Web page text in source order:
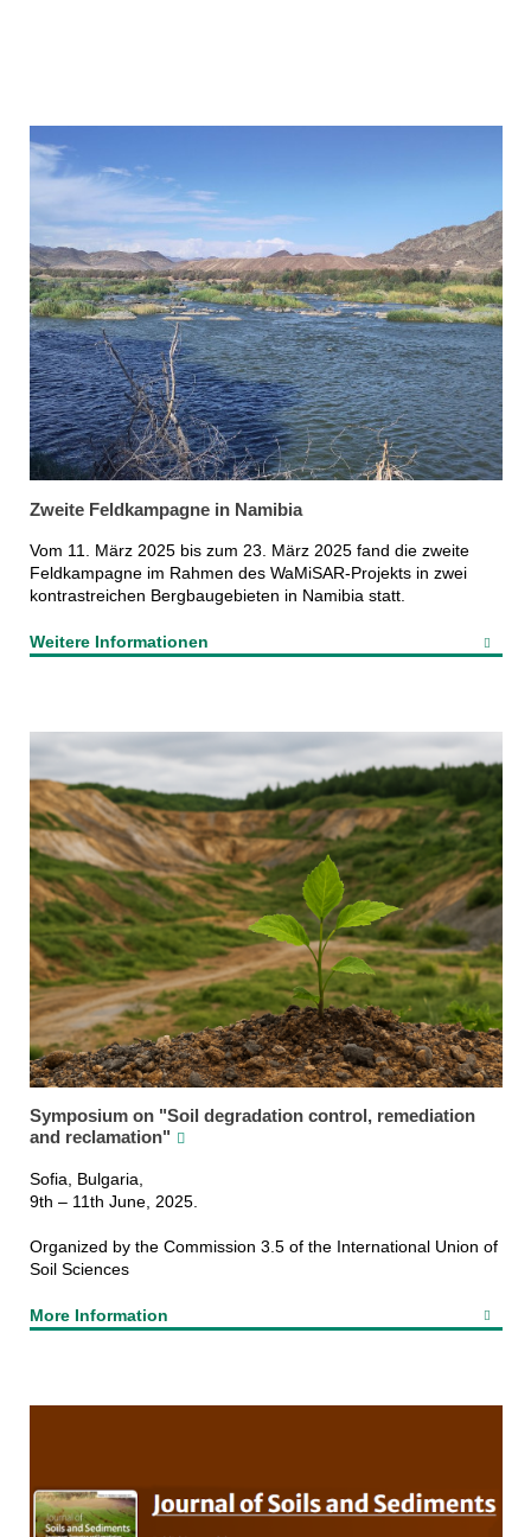
Zweite Feldkampagne in Namibia
Vom 11. März 2025 bis zum 23. März 2025 fand die zweite
Feldkampagne im Rahmen des WaMiSAR-Projekts in zwei
kontrastreichen Bergbaugebieten in Namibia statt.
Weitere Informationen
Symposium on "Soil degradation control, remediation
and reclamation"
Sofia, Bulgaria,
9th – 11th June, 2025.
Organized by the Commission 3.5 of the International Union of
Soil Sciences
More Information